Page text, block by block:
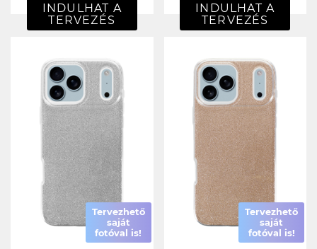
INDULHAT A
TERVEZÉS
INDULHAT A
TERVEZÉS
Tervezhető
saját
fotóval is!
Tervezhető
saját
fotóval is!